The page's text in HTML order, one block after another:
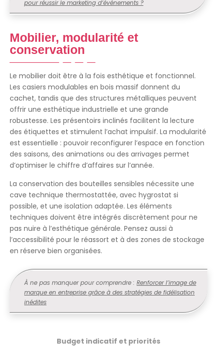
pour réussir le marketing d’événements ?
Mobilier, modularité et
conservation
Le mobilier doit être à la fois esthétique et fonctionnel.
Les casiers modulables en bois massif donnent du
cachet, tandis que des structures métalliques peuvent
offrir une esthétique industrielle et une grande
robustesse. Les présentoirs inclinés facilitent la lecture
des étiquettes et stimulent l’achat impulsif. La modularité
est essentielle : pouvoir reconfigurer l’espace en fonction
des saisons, des animations ou des arrivages permet
d’optimiser le chiffre d’affaires sur l’année.
La conservation des bouteilles sensibles nécessite une
cave technique thermostattée, avec hygrostat si
possible, et une isolation adaptée. Les éléments
techniques doivent être intégrés discrètement pour ne
pas nuire à l’esthétique générale. Pensez aussi à
l’accessibilité pour le réassort et à des zones de stockage
en réserve bien organisées.
À ne pas manquer pour comprendre : Renforcer l’image de
marque en entreprise grâce à des stratégies de fidélisation
inédites
Budget indicatif et priorités